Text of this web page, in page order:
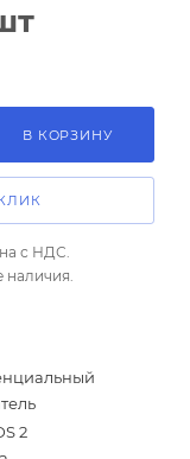
В КОРЗИНУ
с НДС.
наличия.
2